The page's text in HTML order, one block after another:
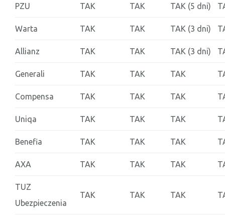
PZU TAK TAK TAK (5 dni)
Warta TAK TAK TAK (3 dni)
Allianz TAK TAK TAK (3 dni)
Generali TAK TAK TAK
Compensa TAK TAK TAK
Uniqa TAK TAK TAK
Benefia TAK TAK TAK
AXA TAK TAK TAK
TUZ
Ubezpieczenia
TAK TAK TAK